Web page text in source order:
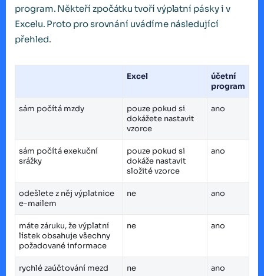
program. Někteří zpočátku tvoří výplatní pásky i v
Excelu. Proto pro srovnání uvádíme následující
přehled.
Excel
účetní
program
sám počítá mzdy
pouze pokud si
dokážete nastavit
vzorce
ano
sám počítá exekuční
srážky
pouze pokud si
dokáže nastavit
složité vzorce
ano
odešlete z něj výplatnice
e-mailem
ne ano
máte záruku, že výplatní
lístek obsahuje všechny
požadované informace
ne ano
rychlé zaúčtování mezd ne ano